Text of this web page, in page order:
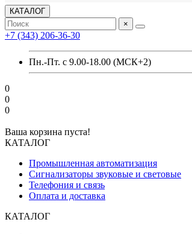
КАТАЛОГ
×
+7 (343) 206-36-30
Пн.-Пт. с 9.00-18.00 (МСК+2)
0
0
0
Ваша корзина пуста!
КАТАЛОГ
Промышленная автоматизация
Сигнализаторы звуковые и световые
Телефония и связь
Оплата и доставка
КАТАЛОГ